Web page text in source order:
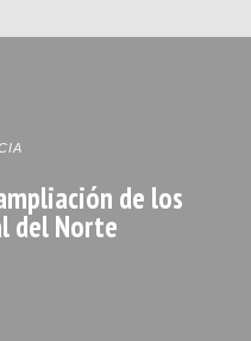
de los
del Norte